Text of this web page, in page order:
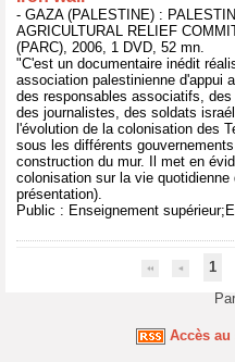
- GAZA (PALESTINE) :
AGRICULTURAL RELIEF
(PARC), 2006, 1 DVD, 52 mn.
"C'est un documentaire inédit
association palestinienne d'appui
des responsables associatifs,
des journalistes, des soldats
l'évolution de la colonisation des
sous les différents
construction du mur. Il met en
colonisation sur la vie
présentation).
Public : Enseignement
1
Accès